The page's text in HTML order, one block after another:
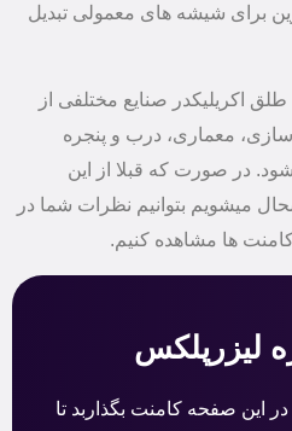
برای شیشه های معمولی تبدیل
اکریلیکدر صنایع مختلفی از
معماری، درب و پنجره
در صورت که قبلا از این
میشویم بتوانیم نظرات شما در
ها مشاهده کنیم.
لیزرپلکس
این صفحه کامنت بگذاربد تا